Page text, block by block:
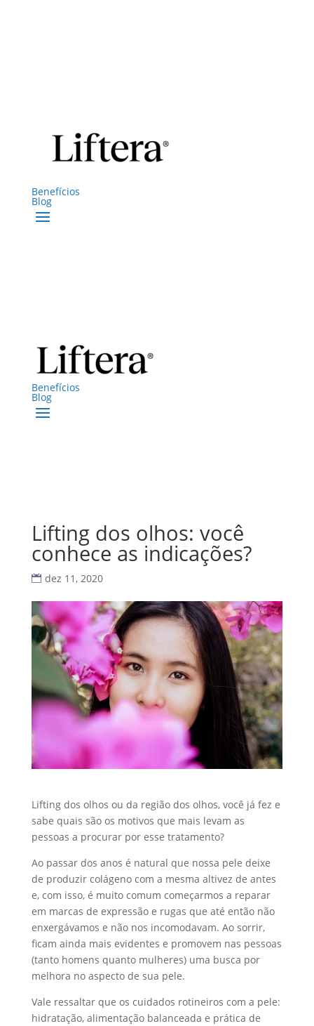
Benefícios
Blog
Benefícios
Blog
Lifting dos olhos: você
conhece as indicações?
dez 11, 2020
Lifting dos olhos ou da região dos olhos, você já fez e
sabe quais são os motivos que mais levam as
pessoas a procurar por esse tratamento?
Ao passar dos anos é natural que nossa pele deixe
de produzir colágeno com a mesma altivez de antes
e, com isso, é muito comum começarmos a reparar
em marcas de expressão e rugas que até então não
enxergávamos e não nos incomodavam. Ao sorrir,
ficam ainda mais evidentes e promovem nas pessoas
(tanto homens quanto mulheres) uma busca por
melhora no aspecto de sua pele.
Vale ressaltar que os cuidados rotineiros com a pele:
hidratação, alimentação balanceada e prática de